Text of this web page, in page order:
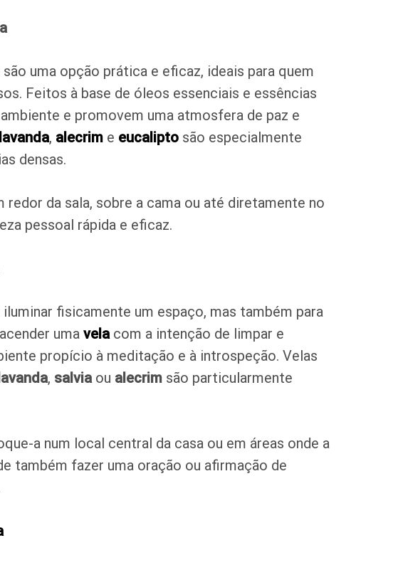
uma opção prática e eficaz, ideais para quem
Feitos à base de óleos essenciais e essências
e promovem uma atmosfera de paz e
lavanda, alecrim e eucalipto são especialmente
densas.
redor da sala, sobre a cama ou até diretamente no
pessoal rápida e eficaz.
iluminar fisicamente um espaço, mas também para
uma vela com a intenção de limpar e
propício à meditação e à introspeção. Velas
, salviaou alecrim são particularmente
a num local central da casa ou em áreas onde a
também fazer uma oração ou afirmação de